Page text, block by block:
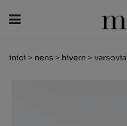
inici > nens > hivern > varsovia